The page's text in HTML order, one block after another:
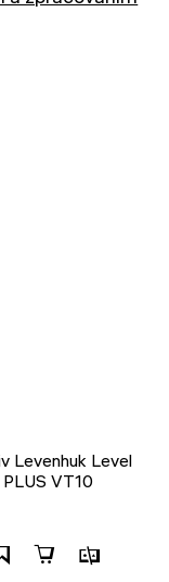
Levenhuk Level
PLUS VT10